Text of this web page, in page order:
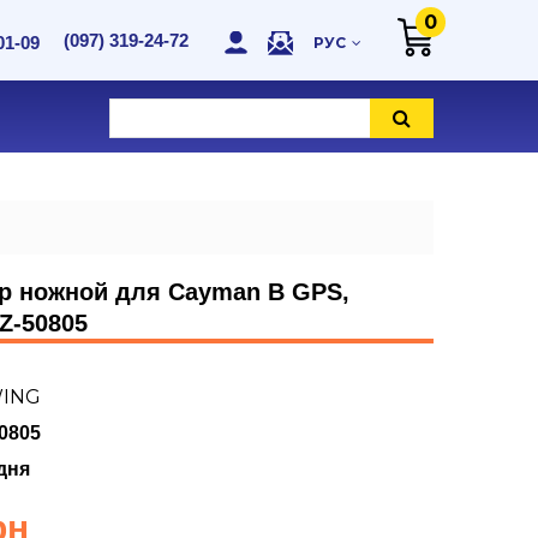
0
09 (097) 319-24-72 РУС
ножной для Cayman B GPS,
50805